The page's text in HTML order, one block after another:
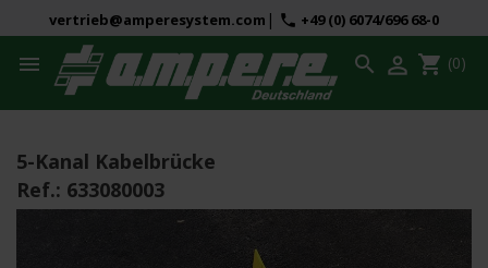
vertrieb@amperesystem.com | phone +49 (0) 6074/696 68-0
 shopping_cart (0)


5-Kanal Kabelbrücke
Ref.: 633080003